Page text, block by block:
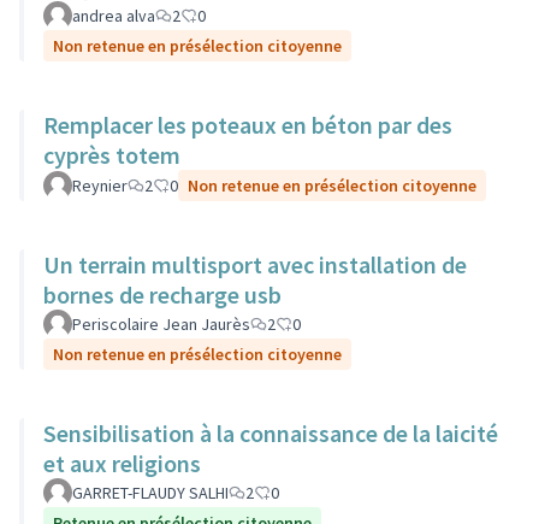
andrea alva 2
0
Non retenue en présélection citoyenne
Remplacer les poteaux en béton par des
cyprès totem
Reynier 2 0 Non retenue en présélection citoyenne
Un terrain multisport avec installation de
bornes de recharge usb
Periscolaire Jean Jaurès 2
0
Non retenue en présélection citoyenne
Sensibilisation à la connaissance de la laicité
et aux religions
GARRET-FLAUDY SALHI 2
0